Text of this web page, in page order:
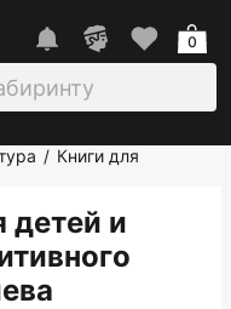
0
/ Книги для
детей и